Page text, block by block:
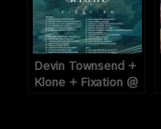
Devin Townsend +
Klone + Fixation @